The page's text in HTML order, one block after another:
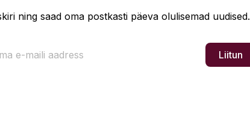
ning saad oma postkasti päeva olulisemad uudised.
Liitun